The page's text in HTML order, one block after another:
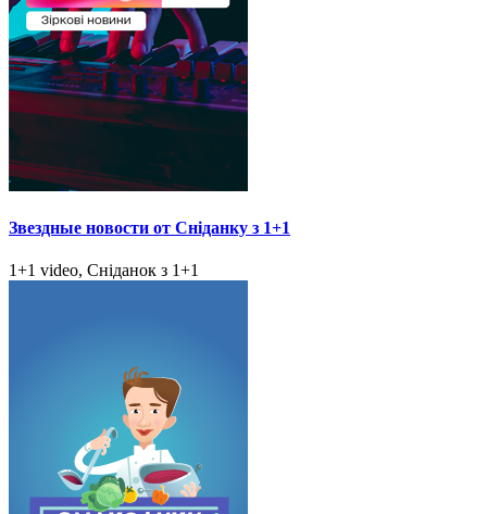
Звездные новости от Сніданку з 1+1
1+1 video, Сніданок з 1+1